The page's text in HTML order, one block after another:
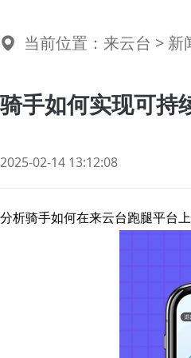
当前位置： 来云台 > 新
骑手如何实现可持
2025-02-14 13:12:08
分析骑手如何在来云台跑腿平台